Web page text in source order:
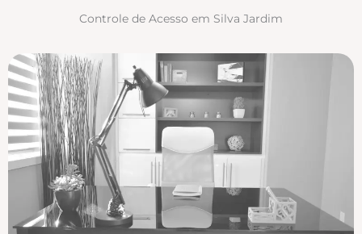
Controle de Acesso em Silva Jardim